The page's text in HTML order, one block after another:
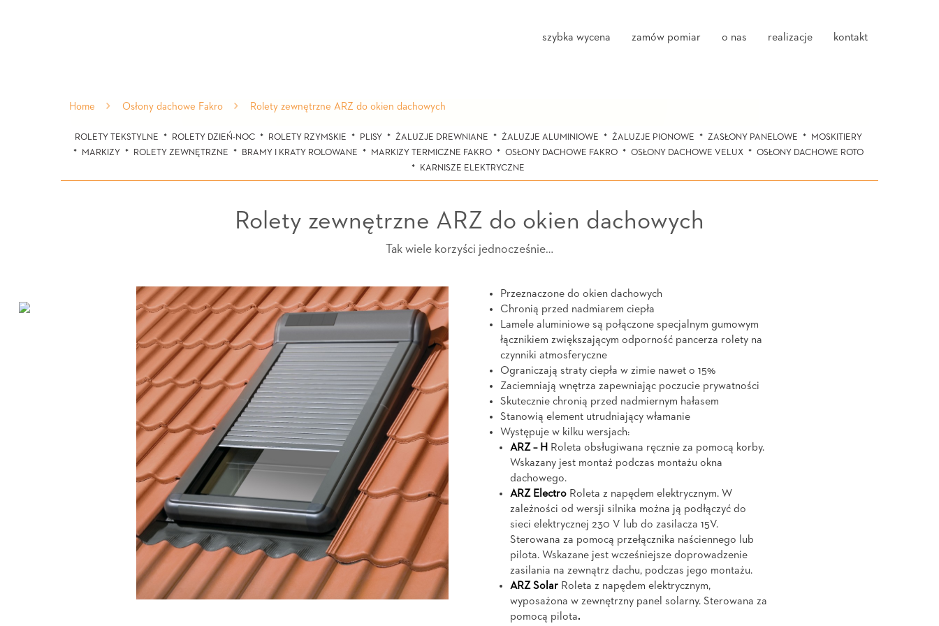
szybka wycena zamów pomiar o nas realizacje kontakt
Home Osłony dachowe Fakro Rolety zewnętrzne ARZ do okien dachowych
ROLETY TEKSTYLNE ROLETY DZIEŃ-NOC ROLETY RZYMSKIE PLISY ŻALUZJE DREWNIANE ŻALUZJE ALUMINIOWE ŻALUZJE PIONOWE ZASŁONY PANELOWE
MOSKITIERY
MARKIZY
ROLETY ZEWNĘTRZNE BRAMY I KRATY ROLOWANE MARKIZY TERMICZNE FAKRO OSŁONY DACHOWE FAKRO OSŁONY DACHOWE VELUX
OSŁONY DACHOWE ROTO
KARNISZE ELEKTRYCZNE
Rolety zewnętrzne ARZ do okien dachowych
Tak wiele korzyści jednocześnie…
Przeznaczone do okien dachowych
Chronią przed nadmiarem ciepła
Lamele aluminiowe są połączone specjalnym gumowym
łącznikiem zwiększającym odporność pancerza rolety na
czynniki atmosferyczne
Ograniczają straty ciepła w zimie nawet o 15%
Zaciemniają wnętrza zapewniając poczucie prywatności
Skutecznie chronią przed nadmiernym hałasem
Stanowią element utrudniający włamanie
Występuje w kilku wersjach:
ARZ – H Roleta obsługiwana ręcznie za pomocą korby.
Wskazany jest montaż podczas montażu okna
dachowego.
ARZ Electro Roleta z napędem elektrycznym. W
zależności od wersji silnika można ją podłączyć do
sieci elektrycznej 230 V lub do zasilacza 15V.
Sterowana za pomocą przełącznika naściennego lub
pilota. Wskazane jest wcześniejsze doprowadzenie
zasilania na zewnątrz dachu, podczas jego montażu.
ARZ Solar Roleta z napędem elektrycznym,
wyposażona w zewnętrzny panel solarny. Sterowana za
pomocą pilota.